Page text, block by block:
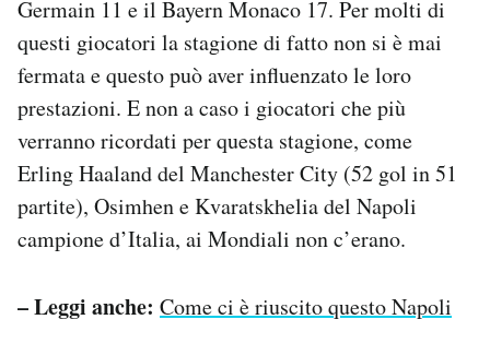
Germain 11 e il Bayern Monaco 17. Per molti di
questi giocatori la stagione di fatto non si è mai
fermata e questo può aver influenzato le loro
prestazioni. E non a caso i giocatori che più
verranno ricordati per questa stagione, come
Erling Haaland del Manchester City (52 gol in 51
partite), Osimhen e Kvaratskhelia del Napoli
campione d’Italia, ai Mondiali non c’erano.
– Leggi anche: Come ci è riuscito questo Napoli